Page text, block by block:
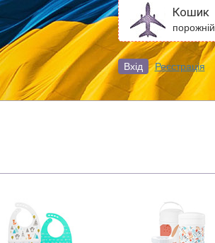
Кошик
порожній
Вхід Реєстрація